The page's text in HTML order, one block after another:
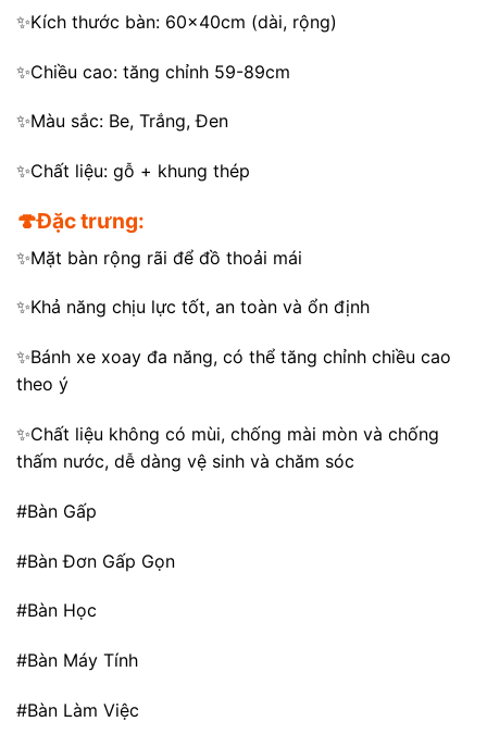
✨Kích thước bàn: 60x40cm (dài, rộng)
✨Chiều cao: tăng chỉnh 59-89cm
✨Màu sắc: Be, Trắng, Đen
✨Chất liệu: gỗ + khung thép
🍄Đặc trưng:
✨Mặt bàn rộng rãi để đồ thoải mái
✨Khả năng chịu lực tốt, an toàn và ổn định
✨Bánh xe xoay đa năng, có thể tăng chỉnh chiều cao
theo ý
✨Chất liệu không có mùi, chống mài mòn và chống
thấm nước, dễ dàng vệ sinh và chăm sóc
#Bàn Gấp
#Bàn Đơn Gấp Gọn
#Bàn Học
#Bàn Máy Tính
#Bàn Làm Việc